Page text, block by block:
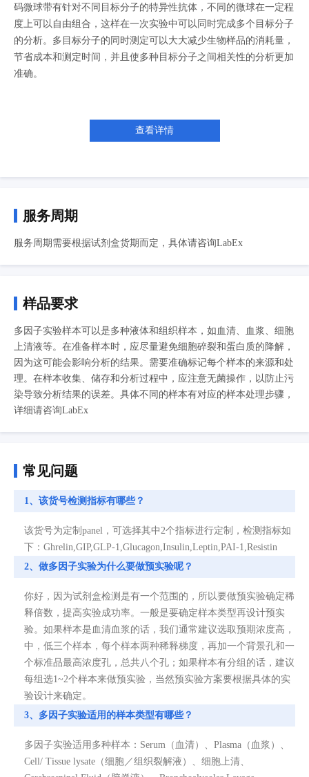
码微球带有针对不同目标分子的特异性抗体，不同的微球在一定程
度上可以自由组合，这样在一次实验中可以同时完成多个目标分子
的分析。多目标分子的同时测定可以大大减少生物样品的消耗量，
节省成本和测定时间，并且使多种目标分子之间相关性的分析更加
准确。
查看详情
服务周期
服务周期需要根据试剂盒货期而定，具体请咨询LabEx
样品要求
多因子实验样本可以是多种液体和组织样本，如血清、血浆、细胞
上清液等。在准备样本时，应尽量避免细胞碎裂和蛋白质的降解，
因为这可能会影响分析的结果。需要准确标记每个样本的来源和处
理。在样本收集、储存和分析过程中，应注意无菌操作，以防止污
染导致分析结果的误差。具体不同的样本有对应的样本处理步骤，
详细请咨询LabEx
常见问题
1、该货号检测指标有哪些？
该货号为定制panel，可选择其中2个指标进行定制，检测指标如
下：Ghrelin,GIP,GLP-1,Glucagon,Insulin,Leptin,PAI-1,Resistin
2、做多因子实验为什么要做预实验呢？
你好，因为试剂盒检测是有一个范围的，所以要做预实验确定稀
释倍数，提高实验成功率。一般是要确定样本类型再设计预实
验。如果样本是血清血浆的话，我们通常建议选取预期浓度高，
中，低三个样本，每个样本两种稀释梯度，再加一个背景孔和一
个标准品最高浓度孔，总共八个孔；如果样本有分组的话，建议
每组选1~2个样本来做预实验，当然预实验方案要根据具体的实
验设计来确定。
3、多因子实验适用的样本类型有哪些？
多因子实验适用多种样本：Serum（血清）、Plasma（血浆）、
Cell/ Tissue lysate（细胞／组织裂解液）、细胞上清、